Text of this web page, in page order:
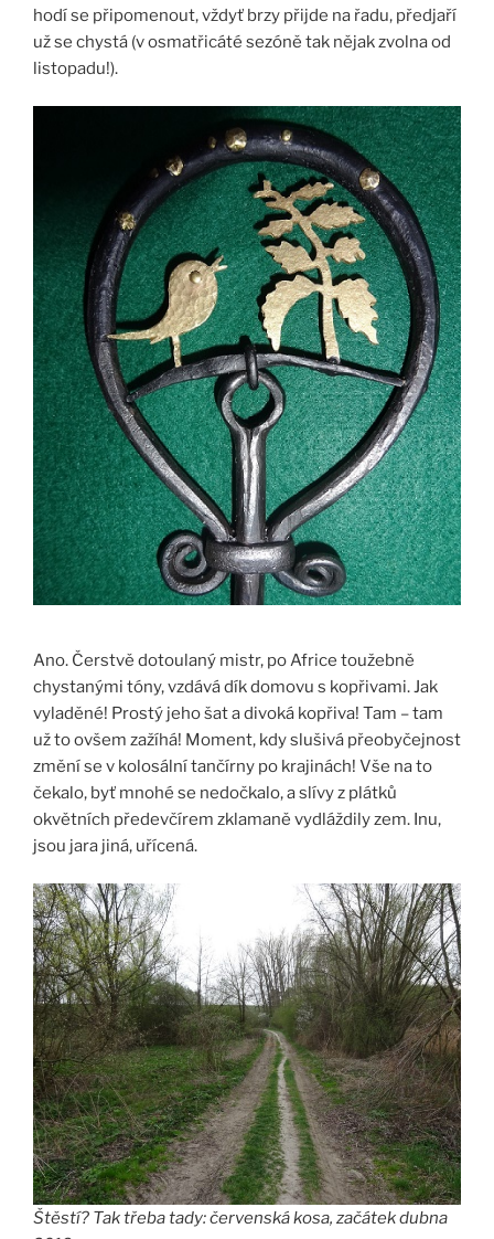
hodí se připomenout, vždyť brzy přijde na řadu, předjaří
už se chystá (v osmatřicáté sezóně tak nějak zvolna od
listopadu!).
Ano. Čerstvě dotoulaný mistr, po Africe toužebně
chystanými tóny, vzdává dík domovu s kopřivami. Jak
vyladěné! Prostý jeho šat a divoká kopřiva! Tam – tam
už to ovšem zažíhá! Moment, kdy slušivá přeobyčejnost
změní se v kolosální tančírny po krajinách! Vše na to
čekalo, byť mnohé se nedočkalo, a slívy z plátků
okvětních předevčírem zklamaně vydláždily zem. Inu,
jsou jara jiná, uřícená.
Štěstí? Tak třeba tady: červenská kosa, začátek dubna